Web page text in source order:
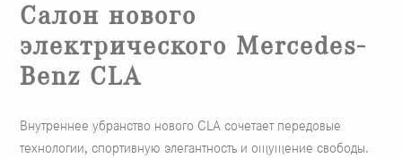
Салон нового
электрического Mercedes-
Benz CLA
Внутреннее убранство нового CLA сочетает передовые
технологии, спортивную элегантность и ощущение свободы.